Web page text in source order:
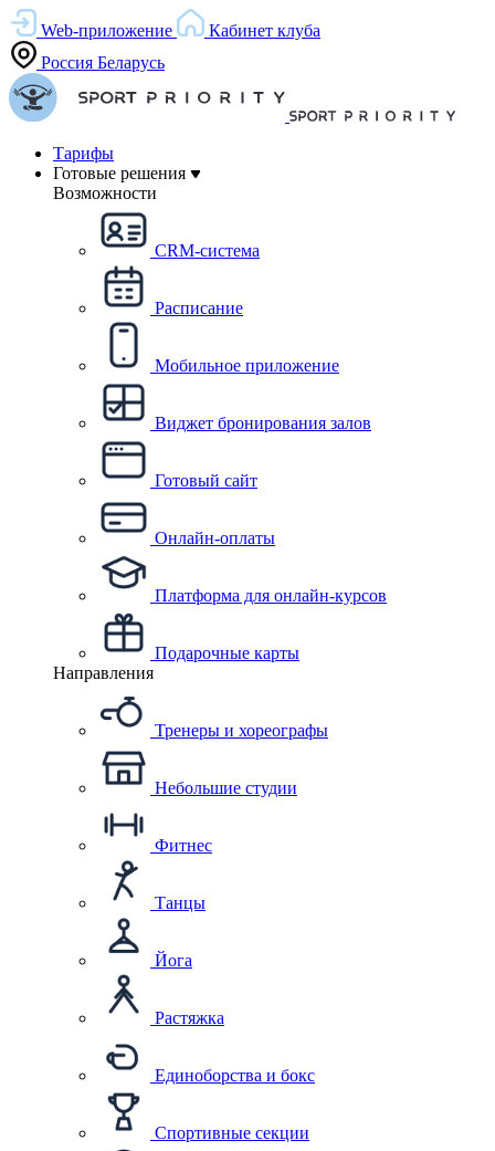
Web-приложение
Кабинет клуба
Россия Беларусь
Тарифы
Готовые решения
Возможности
CRM-система
Расписание
Мобильное приложение
Виджет бронирования залов
Готовый сайт
Онлайн-оплаты
Платформа для онлайн-курсов
Подарочные карты
Направления
Тренеры и хореографы
Небольшие студии
Фитнес
Танцы
Йога
Растяжка
Единоборства и бокс
Спортивные секции